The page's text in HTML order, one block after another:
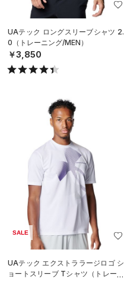
UAテック ロングスリーブシャツ 2.
0（トレーニング/MEN）
￥3,850
SALE
UAテック エクストララージロゴ シ
ョートスリーブ Tシャツ（トレーニ